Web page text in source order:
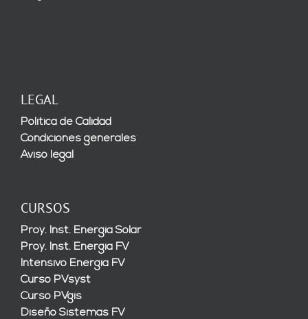
LEGAL
Política de Calidad
Condiciones generales
Aviso legal
CURSOS
Proy. Inst. Energía Solar
Proy. Inst. Energía FV
Intensivo Energía FV
Curso PVsyst
Curso PVgis
Diseño Sistemas FV